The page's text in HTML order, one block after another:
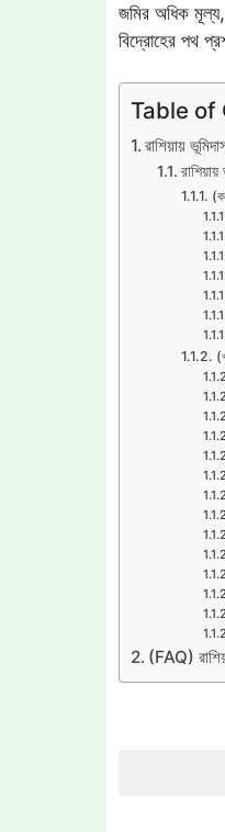
জমির অধিক মূল্য,
বিদ্রোহের পথ
Table of
রাশিয়ায়
(FAQ)